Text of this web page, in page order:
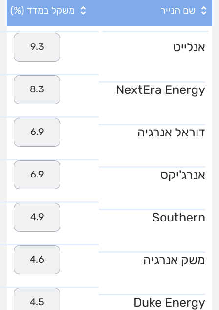
שם הנייר משקל במדד (%)
אנלייט 9.3
NextEra Energy
8.3
דוראל אנרגיה 6.9
אנרג'יקס 6.9
Southern
4.9
משק אנרגיה 4.6
Duke Energy
4.5